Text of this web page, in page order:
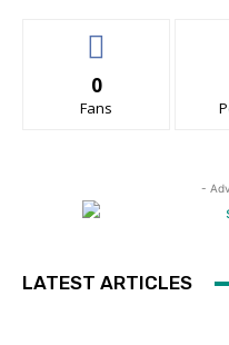
0
Fans
-
LATEST ARTICLES